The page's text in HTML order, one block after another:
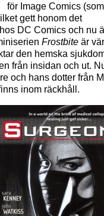
för Image Comics (som
gett honom det
DC Comics och nu
Frostbite är
den hemska
från insidan och ut.
och hans dotter från
inom räckhåll.